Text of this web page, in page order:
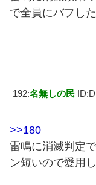
で全員にバフし
192:名無しの民
>>180
雷鳴に消滅判定
ン短いので愛用